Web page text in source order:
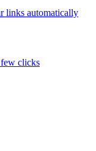
links automatically
clicks